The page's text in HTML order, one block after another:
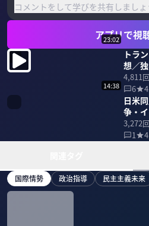
コメントをして学びを共有しましょ
アプリで視
23:02
トラ
想／
義の
4,811
6
14:38
日米
争・
の先
3,272
1
国際情勢 政治指導 民主主義未来